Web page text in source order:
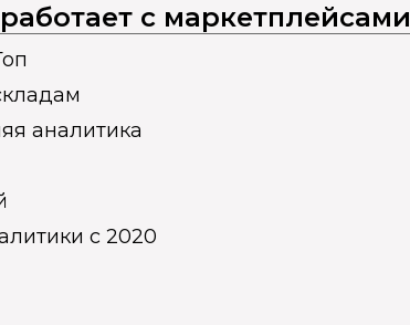
с маркетплейсами
аналитика
с 2020